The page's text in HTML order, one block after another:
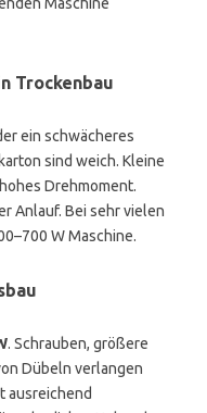
Trockenbau
ein schwächeres
sind weich. Kleine
Drehmoment.
Anlauf. Bei sehr vielen
W Maschine.
. Schrauben, größere
Dübeln verlangen
ausreichend